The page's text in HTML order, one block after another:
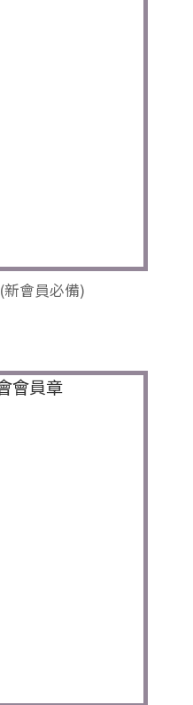
香港紅十字會黑呔 (新會員必備)